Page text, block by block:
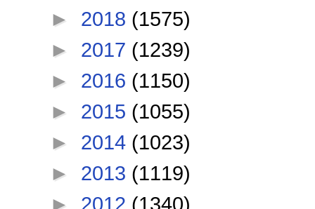
► 2018 (1575)
► 2017 (1239)
► 2016 (1150)
► 2015 (1055)
► 2014 (1023)
► 2013 (1119)
► 2012 (1340)